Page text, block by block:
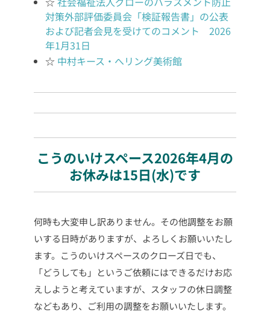
対策外部評価委員会「検証報告書」の公表
および記者会見を受けてのコメント 2026
年1月31日
☆ 中村キース・へリング美術館
こうのいけスペース2026年4月の
お休みは15日(水)です
何時も大変申し訳ありません。その他調整をお願
いする日時がありますが、よろしくお願いいたし
ます。こうのいけスペースのクローズ日でも、
「どうしても」というご依頼にはできるだけお応
えしようと考えていますが、スタッフの休日調整
などもあり、ご利用の調整をお願いいたします。